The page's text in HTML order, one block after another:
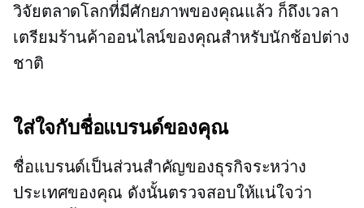
วิจัยตลาดโลกที่มีศักยภาพของคุณแล้ว ก็ถึงเวลา
เตรียมร้านค้าออนไลน์ของคุณสำหรับนักช้อปต่าง
ชาติ
ใส่ใจกับชื่อแบรนด์ของคุณ
ชื่อแบรนด์เป็นส่วนสำคัญของธุรกิจระหว่าง
ประเทศของคุณ ดังนั้นตรวจสอบให้แน่ใจว่า